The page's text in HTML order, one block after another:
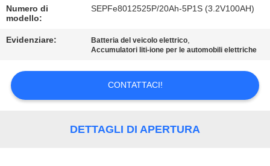
CONTATTICI
CITAZIONE
Numero di
modello:
SEPFe8012525P/20Ah-5P1S (3.2V100AH)
Evidenziare: Batteria del veicolo elettrico,
Accumulatori liti-ione per le automobili elettriche
CONTATTACI!
DETTAGLI DI APERTURA